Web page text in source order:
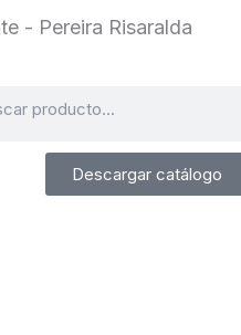
- Pereira Risaralda
Descargar catálogo